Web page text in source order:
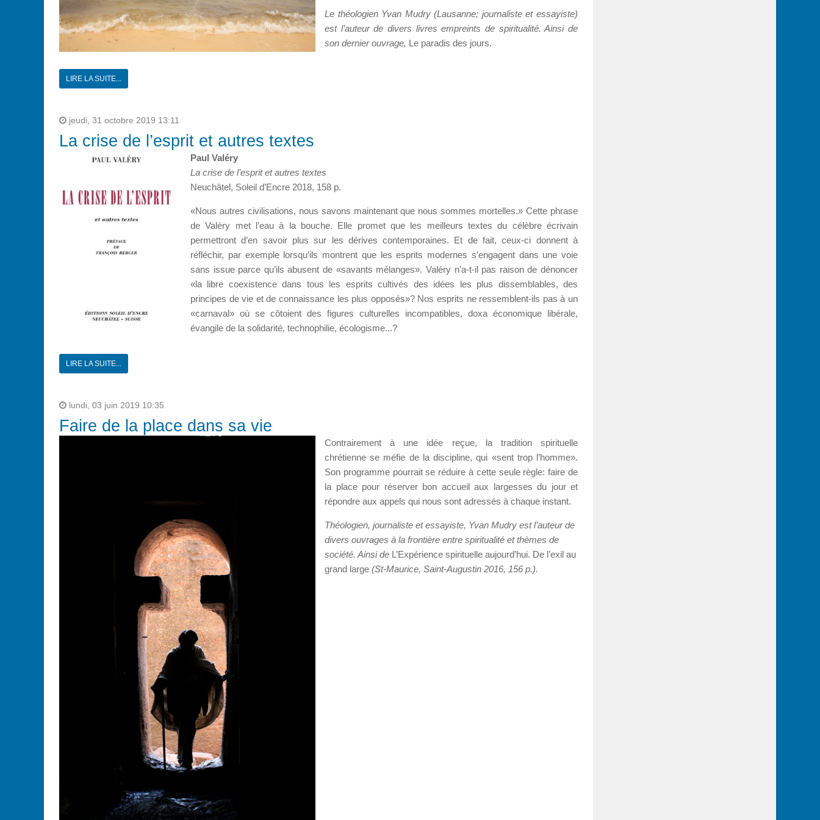
Le théologien Yvan Mudry (Lausanne; journaliste et essayiste)
est l’auteur de divers livres empreints de spiritualité. Ainsi de
son dernier ouvrage, Le paradis des jours.
LIRE LA SUITE...
jeudi, 31 octobre 2019 13:11
La crise de l’esprit et autres textes
Paul Valéry
La crise de l’esprit et autres textes
Neuchâtel, Soleil d’Encre 2018, 158 p.
«Nous autres civilisations, nous savons maintenant que nous sommes mortelles.» Cette phrase
de Valéry met l’eau à la bouche. Elle promet que les meilleurs textes du célèbre écrivain
permettront d’en savoir plus sur les dérives contemporaines. Et de fait, ceux-ci donnent à
réfléchir, par exemple lorsqu’ils montrent que les esprits modernes s’engagent dans une voie
sans issue parce qu’ils abusent de «savants mélanges». Valéry n’a-t-il pas raison de dénoncer
«la libre coexistence dans tous les esprits cultivés des idées les plus dissemblables, des
principes de vie et de connaissance les plus opposés»? Nos esprits ne ressemblent-ils pas à un
«carnaval» où se côtoient des figures culturelles incompatibles, doxa économique libérale,
évangile de la solidarité, technophilie, écologisme...?
LIRE LA SUITE...
lundi, 03 juin 2019 10:35
Faire de la place dans sa vie
Contrairement à une idée reçue, la tradition spirituelle
chrétienne se méfie de la discipline, qui «sent trop l’homme».
Son programme pourrait se réduire à cette seule règle: faire de
la place pour réserver bon accueil aux largesses du jour et
répondre aux appels qui nous sont adressés à chaque instant.
Théologien, journaliste et essayiste, Yvan Mudry est l’auteur de
divers ouvrages à la frontière entre spiritualité et thèmes de
société. Ainsi de L’Expérience spirituelle aujourd’hui. De l’exil au
grand large (St-Maurice, Saint-Augustin 2016, 156 p.).